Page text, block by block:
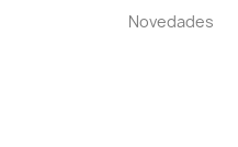
Novedades